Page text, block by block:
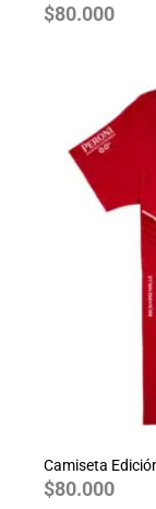
$80.000
Camiseta
$80.000